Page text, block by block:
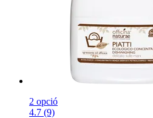
2 opció
4.7 (9)